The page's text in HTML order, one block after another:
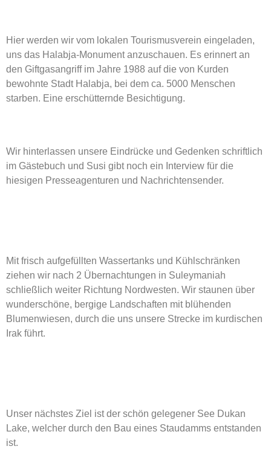
Hier werden wir vom lokalen Tourismusverein eingeladen,
uns das Halabja-Monument anzuschauen. Es erinnert an
den Giftgasangriff im Jahre 1988 auf die von Kurden
bewohnte Stadt Halabja, bei dem ca. 5000 Menschen
starben. Eine erschütternde Besichtigung.
Wir hinterlassen unsere Eindrücke und Gedenken schriftlich
im Gästebuch und Susi gibt noch ein Interview für die
hiesigen Presseagenturen und Nachrichtensender.
Mit frisch aufgefüllten Wassertanks und Kühlschränken
ziehen wir nach 2 Übernachtungen in Suleymaniah
schließlich weiter Richtung Nordwesten. Wir staunen über
wunderschöne, bergige Landschaften mit blühenden
Blumenwiesen, durch die uns unsere Strecke im kurdischen
Irak führt.
Unser nächstes Ziel ist der schön gelegener See Dukan
Lake, welcher durch den Bau eines Staudamms entstanden
ist.